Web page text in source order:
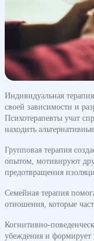
Индивидуальная
своей зависимости и
Психотерапевты учат
находить
Групповая терапия
опытом, мотивируют
предотвращения
Семейная терапия
отношения, которые
Когнитивно-
убеждения и